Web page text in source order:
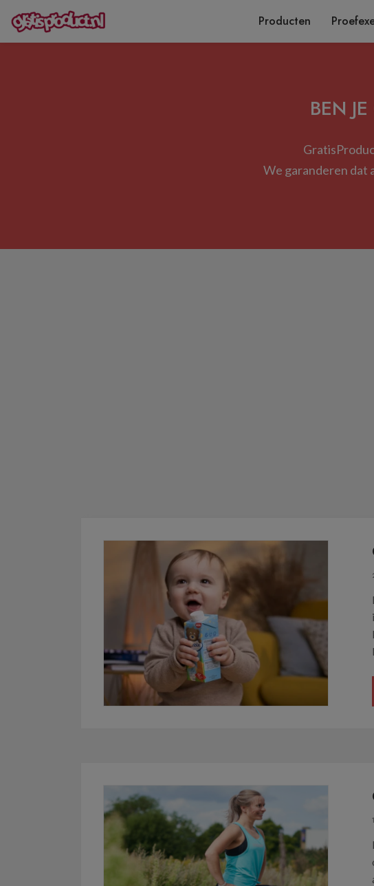
Producten
BEN
We garanderen dat